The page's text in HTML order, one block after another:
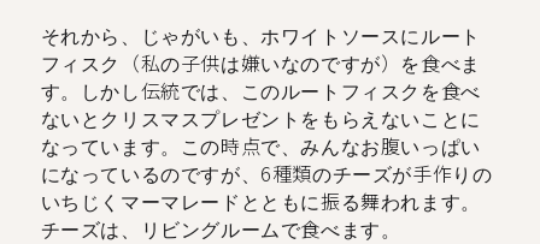
それから、じゃがいも、ホワイトソースにルート
フィスク（私の子供は嫌いなのですが）を食べま
す。しかし伝統では、このルートフィスクを食べ
ないとクリスマスプレゼントをもらえないことに
なっています。この時点で、みんなお腹いっぱい
になっているのですが、6種類のチーズが手作りの
いちじくマーマレードとともに振る舞われます。
チーズは、リビングルームで食べます。